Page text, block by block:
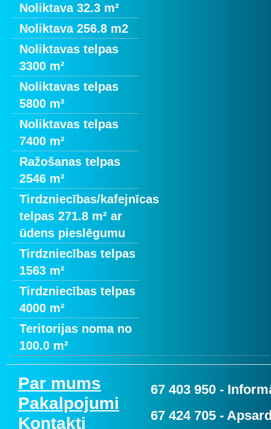
Noliktava 32.3 m²
Noliktava 256.8 m2
Noliktavas telpas
3300 m²
Noliktavas telpas
5800 m²
Noliktavas telpas
7400 m²
Ražošanas telpas
2546 m²
Tirdzniecības/kafejnīcas
telpas 271.8 m² ar
ūdens pieslēgumu
Tirdzniecības telpas
1563 m²
Tirdzniecības telpas
4000 m²
Teritorijas noma no
100.0 m²
Par mums
Pakalpojumi
Kontakti
67 403 950 -
67 424 705 -